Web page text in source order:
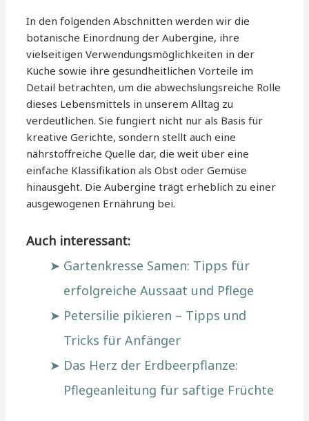
In den folgenden Abschnitten werden wir die
botanische Einordnung der Aubergine, ihre
vielseitigen Verwendungsmöglichkeiten in der
Küche sowie ihre gesundheitlichen Vorteile im
Detail betrachten, um die abwechslungsreiche Rolle
dieses Lebensmittels in unserem Alltag zu
verdeutlichen. Sie fungiert nicht nur als Basis für
kreative Gerichte, sondern stellt auch eine
nährstoffreiche Quelle dar, die weit über eine
einfache Klassifikation als Obst oder Gemüse
hinausgeht. Die Aubergine trägt erheblich zu einer
ausgewogenen Ernährung bei.
Auch interessant:
Gartenkresse Samen: Tipps für
erfolgreiche Aussaat und Pflege
Petersilie pikieren – Tipps und
Tricks für Anfänger
Das Herz der Erdbeerpflanze:
Pflegeanleitung für saftige Früchte